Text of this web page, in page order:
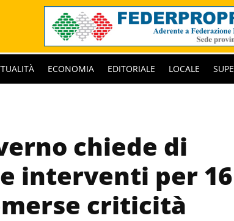
ECONOMIA EDITORIALE LOCALE
chiede di
interventi per 16
criticità